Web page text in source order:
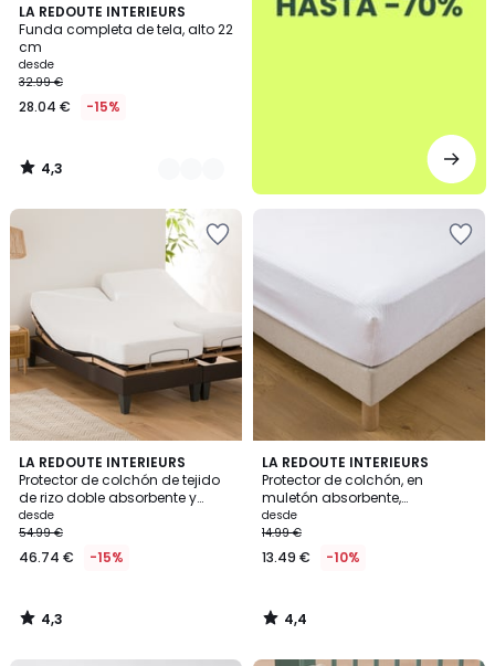
LA REDOUTE INTERIEURS
Funda completa de tela, alto 22
cm
desde
32.99 €
28.04 € -15%
4,3
/ 5
3
Colores
4,3
/
LA REDOUTE INTERIEURS
Protector de colchón de tejido
de rizo doble absorbente y
antiácaros, altura máxima 20
cm
desde
54.99 €
46.74 € -15%
4,3
/ 5
4,3
/
LA REDOUTE INTERIEURS
Protector de colchón, en
muletón absorbente,
antiestático, altura 27 cm
desde
14.99 €
13.49 € -10%
4,4
/ 5
4,4
/